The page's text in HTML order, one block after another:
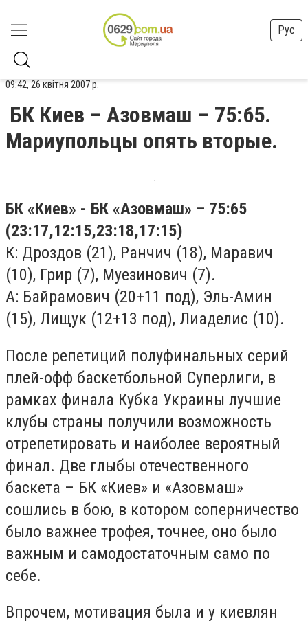
Рус
09:42, 26 квітня 2007 р.
БК Киев – Азовмаш – 75:65.
Мариупольцы опять вторые.
БК «Киев» - БК «Азовмаш» – 75:65
(23:17,12:15,23:18,17:15)
К: Дроздов (21), Ранчич (18), Маравич
(10), Грир (7), Муезинович (7).
А: Байрамович (20+11 под), Эль-Амин
(15), Лищук (12+13 под), Лиаделис (10).
После репетиций полуфинальных серий
плей-офф баскетбольной Суперлиги, в
рамках финала Кубка Украины лучшие
клубы страны получили возможность
отрепетировать и наиболее вероятный
финал. Две глыбы отечественного
баскета – БК «Киев» и «Азовмаш»
сошлись в бою, в котором соперничество
было важнее трофея, точнее, оно было
важным и самодостаточным само по
себе.
Впрочем, мотивация была и у киевлян